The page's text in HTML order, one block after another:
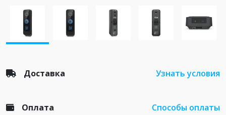
Доставка Узнать условия
Оплата Способы оплаты